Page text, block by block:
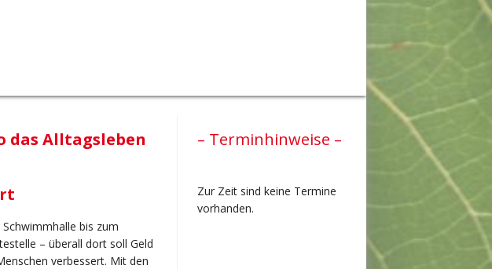
das Alltagsleben
bis zum
– überall dort soll Geld
verbessert. Mit den
– Terminhinweise –
Zur Zeit sind keine Termine
vorhanden.